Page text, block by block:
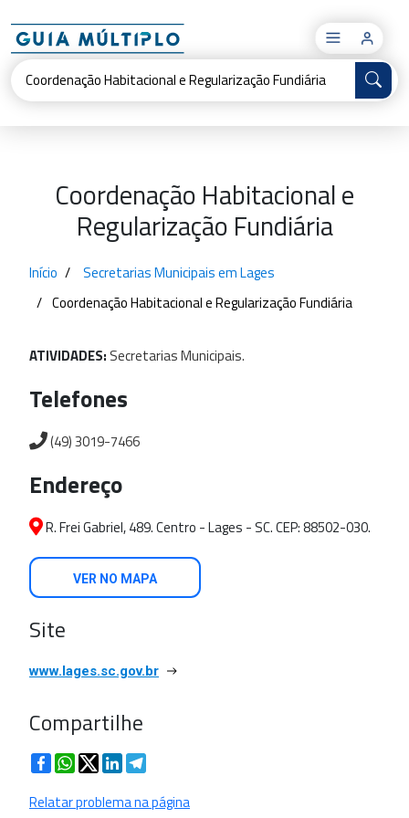
×
Coordenação Habitacional e
Regularização Fundiária
Início
Secretarias Municipais em Lages
Coordenação Habitacional e Regularização Fundiária
ATIVIDADES: SecretariasMunicipais.
Telefones
(49) 3019-7466
Endereço
R. Frei Gabriel, 489. Centro - Lages - SC. CEP: 88502-030.
VER NO MAPA
Site
www.lages.sc.gov.br
Compartilhe
FacebookWhatsApp
TwitterLinkedIn
Relatar problema na página